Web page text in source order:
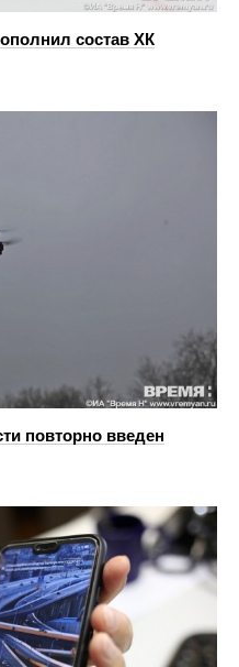
состав ХК
повторно введен